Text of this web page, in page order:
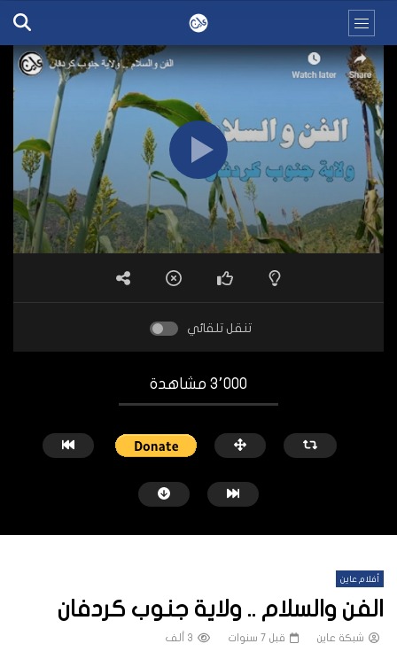
تنقل تلقائي
3٬000 مشاهدة
أفلام عاين
الفن والسلام .. ولاية جنوب كردفان
شبكة عاين قبل 7 سنوات 3 ألف